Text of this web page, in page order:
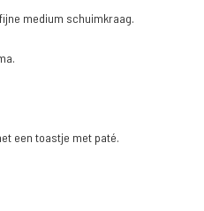
medium schuimkraag.
een toastje met paté.